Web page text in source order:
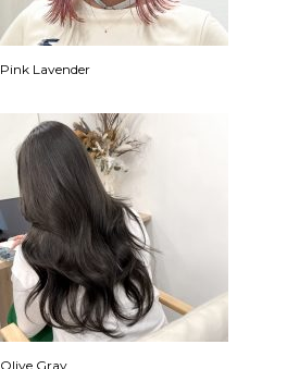
Pink Lavender
Olive Gray